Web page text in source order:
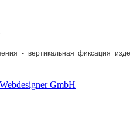
- вертикальная фиксация
GmbH